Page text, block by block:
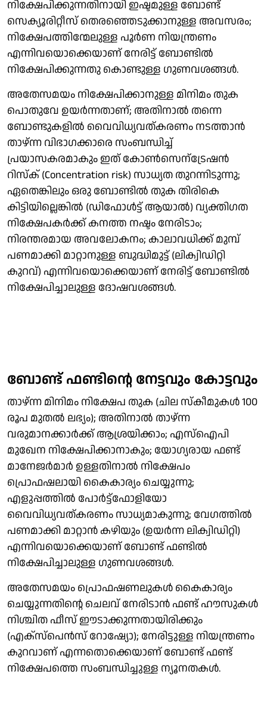
നിക്ഷേപിക്കുന്നതിനായി ഇഷ്ടമുള്ള ബോണ്ട്
സെക്യൂരിറ്റീസ് തെരഞ്ഞെടുക്കാനുള്ള അവസരം;
നിക്ഷേപത്തിന്മേലുള്ള പൂർണ നിയന്ത്രണം
എന്നിവയൊക്കെയാണ് നേരിട്ട് ബോണ്ടിൽ
നിക്ഷേപിക്കുന്നതു കൊണ്ടുള്ള ​ഗുണവശങ്ങൾ.
അതേസമയം നിക്ഷേപിക്കാനുള്ള മിനിമം തുക
പൊതുവേ ഉയർന്നതാണ്; അതിനാൽ തന്നെ
ബോണ്ടുകളിൽ വൈവിധ്യവത്കരണം നടത്താൻ
താഴ്ന്ന വിഭാ​ഗക്കാരെ സംബന്ധിച്ച്
പ്രയാസകരമാകും ഇത് കോൺസെന്ട്രേഷൻ
റിസ്ക് (Concentration risk) സാധ്യത തുറന്നിടുന്നു;
ഏതെങ്കിലും ഒരു ബോണ്ടിൽ തുക തിരികെ
കിട്ടിയില്ലെങ്കിൽ (ഡിഫോൾട്ട് ആയാൽ) വ്യക്തി​ഗത
നിക്ഷേപകർക്ക് കനത്ത നഷ്ടം നേരിടാം;
നിരന്തരമായ അവലോകനം; കാലാവധിക്ക് മുമ്പ്
പണമാക്കി മാറ്റാനുള്ള ബുദ്ധിമുട്ട് (ലിക്വിഡിറ്റി
കുറവ്) എന്നിവയൊക്കെയാണ് നേരിട്ട് ബോണ്ടിൽ
നിക്ഷേപിച്ചാലുള്ള ദോഷവശങ്ങൾ.
ബോണ്ട് ഫണ്ടിന്റെ നേട്ടവും കോട്ടവും
താഴ്ന്ന മിനിമം നിക്ഷേപ തുക (ചില സ്കീമുകൾ 100
രൂപ മുതൽ ലഭ്യം); അതിനാൽ താഴ്ന്ന
വരുമാനക്കാർക്ക് ആശ്രയിക്കാം; എസ്ഐപി
മുഖേന നിക്ഷേപിക്കാനാകും; യോ​ഗ്യരായ ഫണ്ട്
മാനേജർമാർ ഉള്ളതിനാൽ നിക്ഷേപം
പ്രൊഫഷലായി കൈകാര്യം ചെയ്യുന്നു;
എളുപ്പത്തിൽ പോർട്ട്ഫോളിയോ
വൈവിധ്യവത്കരണം സാധ്യമാകുന്നു; വേ​ഗത്തിൽ
പണമാക്കി മാറ്റാൻ കഴിയും (ഉയർന്ന ലിക്വിഡിറ്റി)
എന്നിവയൊക്കെയാണ് ബോണ്ട് ഫണ്ടിൽ
നിക്ഷേപിച്ചാലുള്ള ​ഗുണവശങ്ങൾ.
അതേസമയം പ്രൊഫഷണലുകൾ കൈകാര്യം
ചെയ്യുന്നതിന്റെ ചെലവ് നേരിടാൻ ഫണ്ട് ഹൗസുകൾ
നിശ്ചിത ഫീസ് ഈടാക്കുന്നതായിരിക്കും
(എക്സ്പെൻസ് റോഷ്യോ); നേരിട്ടുള്ള നിയന്ത്രണം
കുറവാണ് എന്നതൊക്കെയാണ് ബോണ്ട് ഫണ്ട്
നിക്ഷേപത്തെ സംബന്ധിച്ചുള്ള ന്യൂനതകൾ.